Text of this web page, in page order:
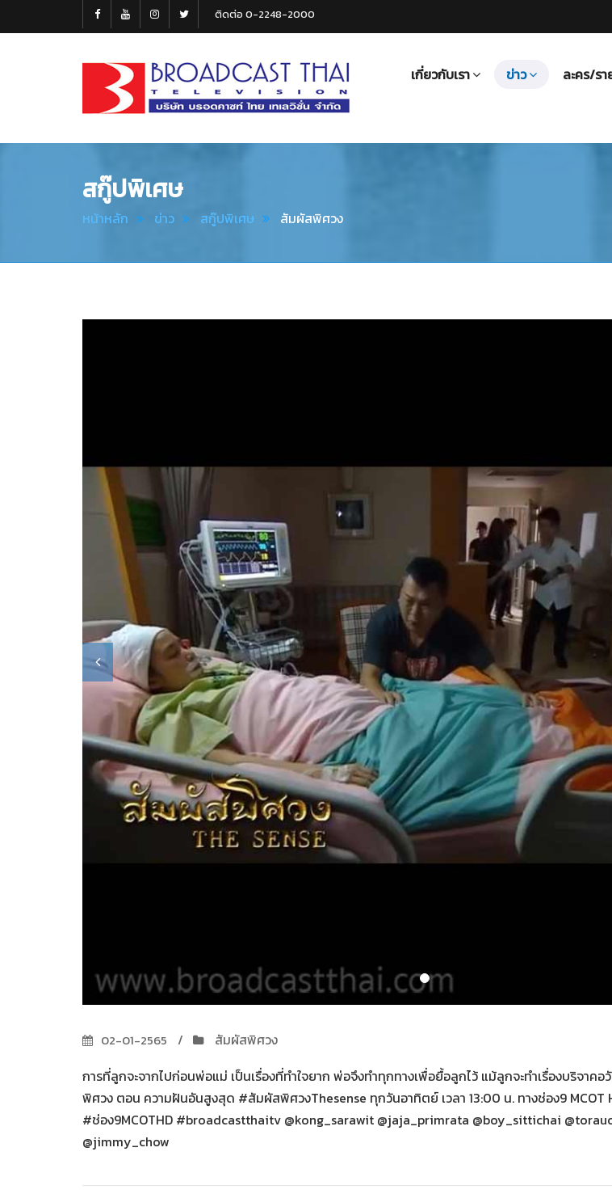
ติดต่อ 0-2248-2000
Thai
เกี่ยวกับเรา ข่าว ละคร/รา
สกู๊ปพิเศษ
หน้าหลัก ข่าว สกู๊ปพิเศษ สัมผัสพิศวง
02-01-2565
สัมผัสพิศวง
การที่ลูกจะจากไปก่อนพ่อแม่ เป็นเรื่องที่ทำใจยาก พ่อจึงทำทุกทางเพื่อยื้อลูกไว้ แม้ลูกจะทำเรื่องบริจาค
พิศวง ตอน ความฝันอันสูงสุด #สัมผัสพิศวงThesense ทุกวันอาทิตย์ เวลา 13:00 น. ทางช่อง9 MCOT
#ช่อง9MCOTHD #broadcastthaitv @kong_sarawit @jaja_primrata @boy_sittichai
@jimmy_chow